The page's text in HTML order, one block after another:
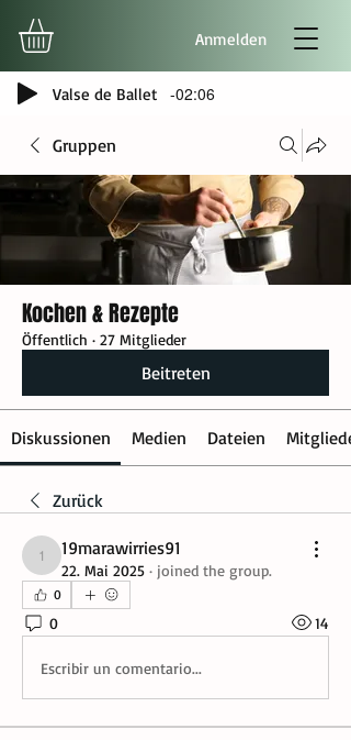
Anmelden
Valse de Ballet -02:06
Gruppen
Kochen & Rezepte
Öffentlich · 27 Mitglieder
Beitreten
Diskussionen Medien Dateien Mitglieder
Zurück
19marawirries91
19marawirries91
22. Mai 2025 · joined the group.
0
0 14
Escribir un comentario...